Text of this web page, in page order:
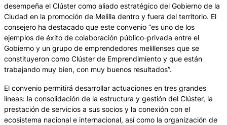
desempeña el Clúster como aliado estratégico del Gobierno de la
Ciudad en la promoción de Melilla dentro y fuera del territorio. El
consejero ha destacado que este convenio “es uno de los
ejemplos de éxito de colaboración público-privada entre el
Gobierno y un grupo de emprendedores melillenses que se
constituyeron como Clúster de Emprendimiento y que están
trabajando muy bien, con muy buenos resultados”.
El convenio permitirá desarrollar actuaciones en tres grandes
líneas: la consolidación de la estructura y gestión del Clúster, la
prestación de servicios a sus socios y la conexión con el
ecosistema nacional e internacional, así como la organización de